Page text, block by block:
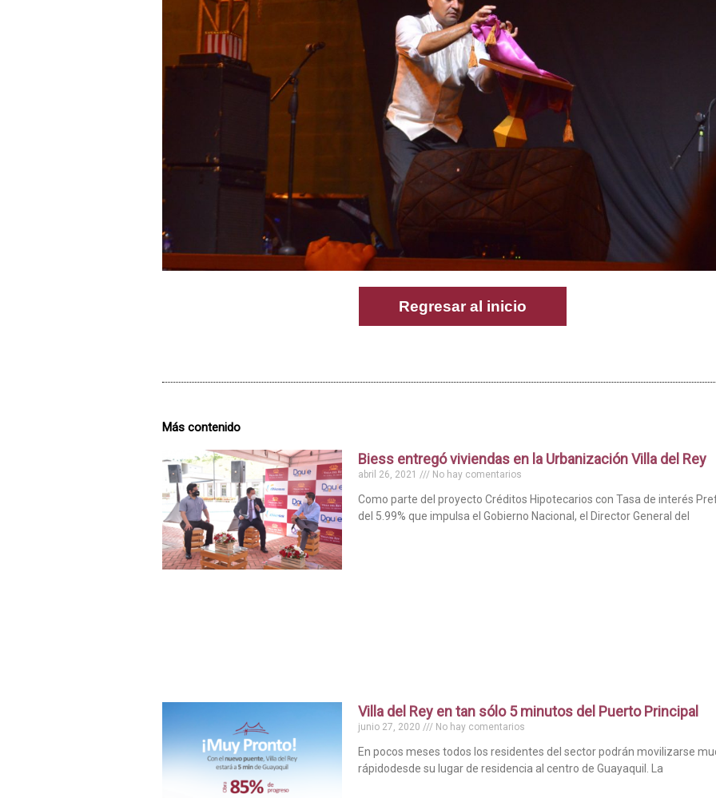
Regresar al inicio
Más contenido
Biess entregó viviendas en la Urbanización Villa del Rey
abril 26, 2021 No hay comentarios
Como parte del proyecto Créditos Hipotecarios con Tasa de interés
del 5.99% que impulsa el Gobierno Nacional, el Director General del
Villa del Rey en tan sólo 5 minutos del Puerto Principal
junio 27, 2020 No hay comentarios
En pocos meses todos los residentes del sector podrán movilizarse
rápidodesde su lugar de residencia al centro de Guayaquil. La